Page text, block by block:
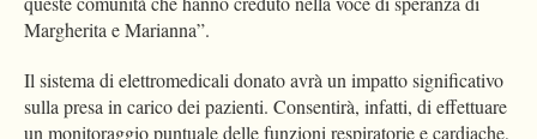
Margherita e Marianna”.
Il sistema di elettromedicali donato avrà un impatto significativo
sulla presa in carico dei pazienti. Consentirà, infatti, di effettuare
un monitoraggio puntuale delle funzioni respiratorie e cardiache,